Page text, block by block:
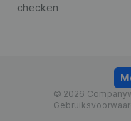
checken
© 2026